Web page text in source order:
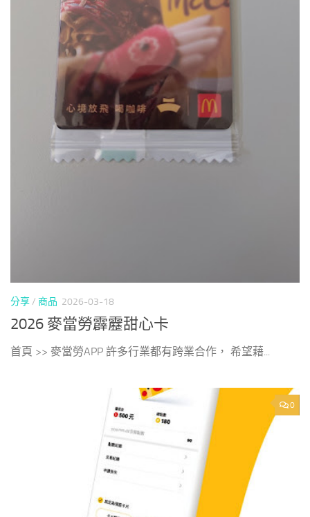
分享/ 商品 2026-03-18
2026 麥當勞霹靂甜心卡
首頁 >> 麥當勞APP 許多行業都有跨業合作， 希望藉...
0